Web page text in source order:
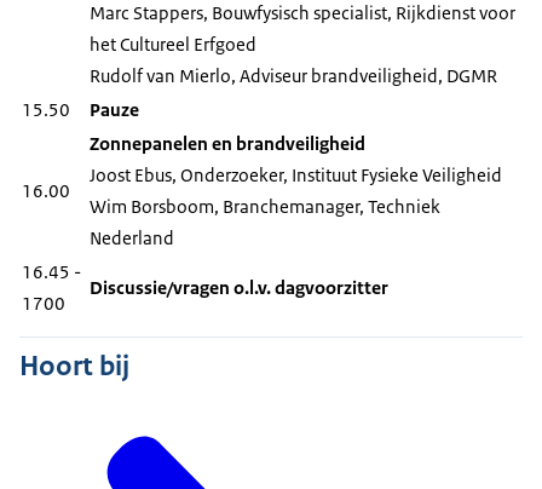
Marc Stappers, Bouwfysisch specialist, Rijkdienst voor
het Cultureel Erfgoed
Rudolf van Mierlo, Adviseur brandveiligheid, DGMR
15.50
Pauze
16.00
Zonnepanelen en brandveiligheid
Joost Ebus, Onderzoeker, Instituut Fysieke Veiligheid
Wim Borsboom, Branchemanager, Techniek
Nederland
16.45 -
1700
Discussie/vragen o.l.v. dagvoorzitter
Hoort bij